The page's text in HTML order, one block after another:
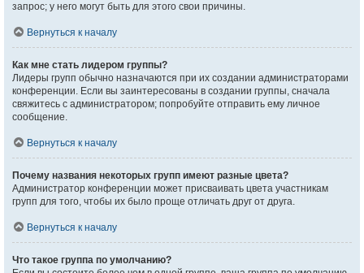
запрос; у него могут быть для этого свои причины.
Вернуться к началу
Как мне стать лидером группы?
Лидеры групп обычно назначаются при их создании администраторами
конференции. Если вы заинтересованы в создании группы, сначала
свяжитесь с администратором; попробуйте отправить ему личное
сообщение.
Вернуться к началу
Почему названия некоторых групп имеют разные цвета?
Администратор конференции может присваивать цвета участникам
групп для того, чтобы их было проще отличать друг от друга.
Вернуться к началу
Что такое группа по умолчанию?